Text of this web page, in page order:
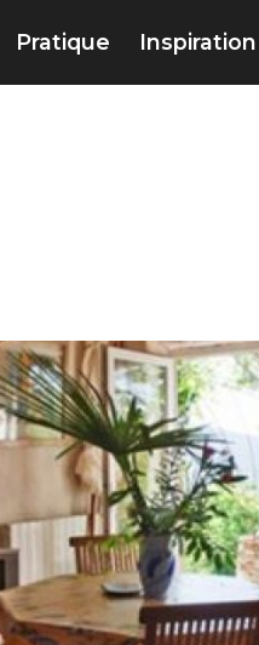
Pratique Inspiration